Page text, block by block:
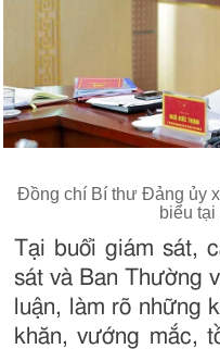
Đồng chí Bí thư Đảng ủy
biểu
Tại buổi giám sát,
sát và Ban Thường
luận, làm rõ những
khăn, vướng mắc,